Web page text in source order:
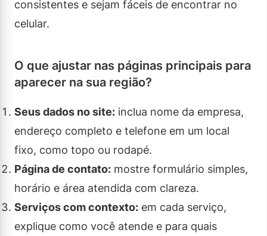
consistentes e sejam fáceis de encontrar no
celular.
O que ajustar nas páginas principais para
aparecer na sua região?
Seus dados no site: inclua nome da empresa,
endereço completo e telefone em um local
fixo, como topo ou rodapé.
Página de contato: mostre formulário simples,
horário e área atendida com clareza.
Serviços com contexto: em cada serviço,
explique como você atende e para quais